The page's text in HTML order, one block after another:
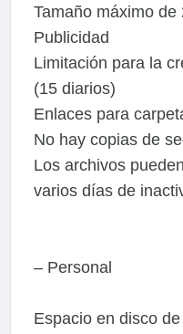
Tamaño máximo
Publicidad
Limitación para la
(15 diarios)
Enlaces para
No hay copias de
Los archivos
varios días de
– Personal
Espacio en disco